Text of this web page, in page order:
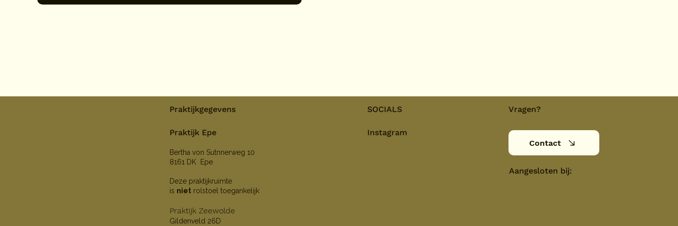
SOCIALS
Instagram
Aangesloten bij:
Vragen?
Contact
Praktijkgegevens
Praktijk Epe
Bertha von Sutnnerweg 10
8161 DK Epe
Deze praktijkruimte
is niet rolstoel toegankelijk
Praktijk Zeewolde
Gildenveld 26D